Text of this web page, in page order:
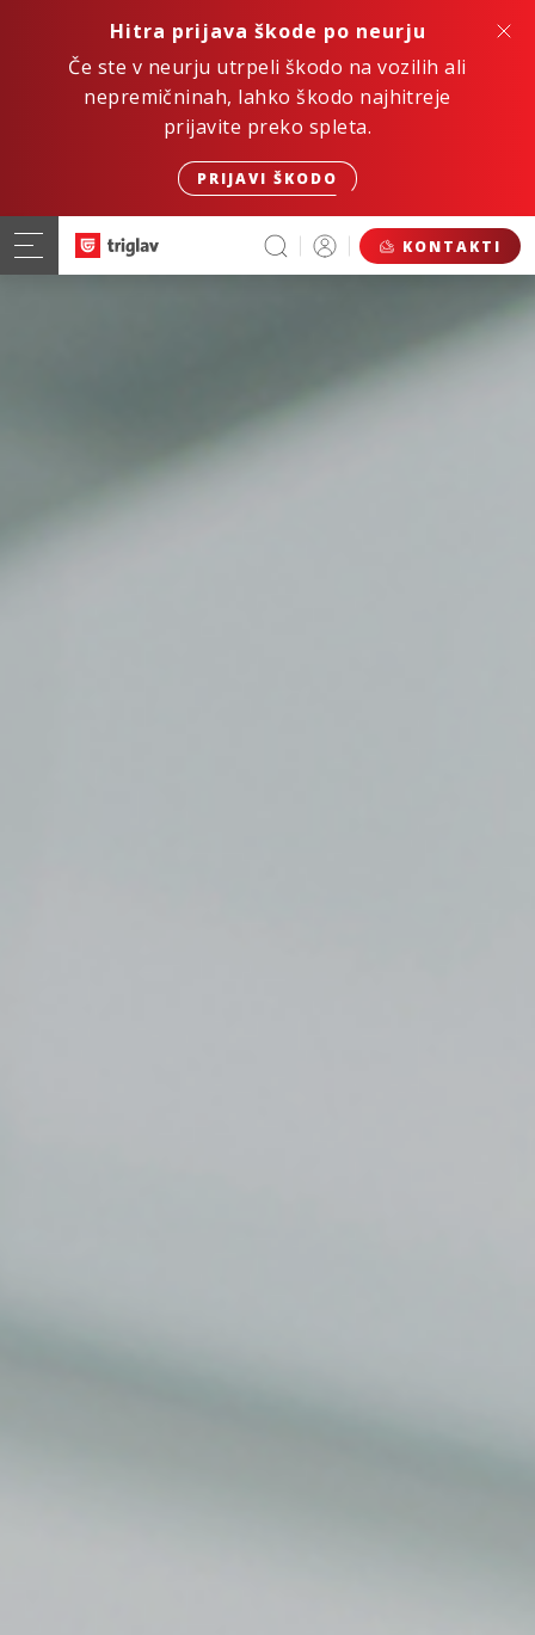
Hitra prijava škode po neurju
Če ste v neurju utrpeli škodo na vozilih ali
nepremičninah, lahko škodo najhitreje
prijavite preko spleta.
PRIJAVI ŠKODO
KONTAKTI